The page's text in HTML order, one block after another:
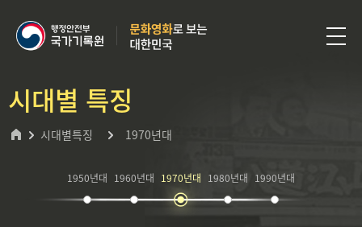
시대별 특징
시대별특징 1970년대
1950년대 1960년대 1970년대 1980년대 1990년대